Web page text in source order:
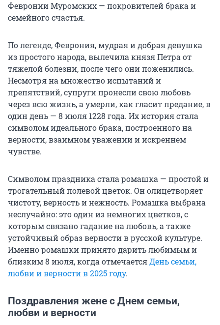
Февронии Муромских — покровителей брака и
семейного счастья.
По легенде, Феврония, мудрая и добрая девушка
из простого народа, вылечила князя Петра от
тяжелой болезни, после чего они поженились.
Несмотря на множество испытаний и
препятствий, супруги пронесли свою любовь
через всю жизнь, а умерли, как гласит предание, в
один день — 8 июля 1228 года. Их история стала
символом идеального брака, построенного на
верности, взаимном уважении и искреннем
чувстве.
Символом праздника стала ромашка — простой и
трогательный полевой цветок. Он олицетворяет
чистоту, верность и нежность. Ромашка выбрана
неслучайно: это один из немногих цветков, с
которым связано гадание на любовь, а также
устойчивый образ верности в русской культуре.
Именно ромашки принято дарить любимым и
близким 8 июля, когда отмечаетсяДень семьи,
любви и верности в 2025 году.
Поздравления жене с Днем семьи,
любви и верности